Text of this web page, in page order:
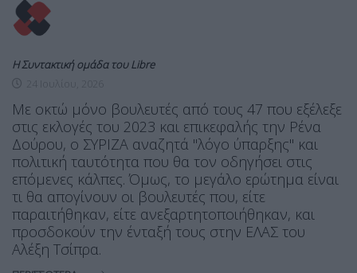
Η Συντακτική ομάδα του Libre
Με οκτώ μόνο βουλευτές από τους 47 που εξέλεξε
στις εκλογές του 2023 και επικεφαλής την Ρένα
Δούρου, ο ΣΥΡΙΖΑ αναζητά "λόγο ύπαρξης" και
πολιτική ταυτότητα που θα τον οδηγήσει στις
επόμενες κάλπες. Όμως, το μεγάλο ερώτημα είναι
τι θα απογίνουν οι βουλευτές που, είτε
παραιτήθηκαν, είτε ανεξαρτητοποιήθηκαν, και
προσδοκούν την ένταξή τους στην ΕΛΑΣ του
Αλέξη Τσίπρα.